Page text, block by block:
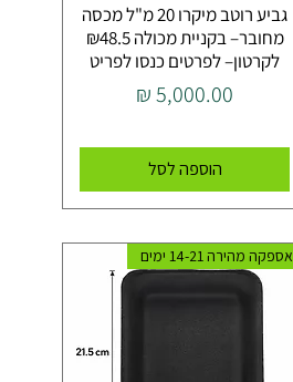
גביע רוטב מיקרו 20 מ"ל מכסה
מחובר– בקניית מכולה ₪48.5
לקרטון– לפרטים כנסו לפריט
מחיר
הוספה לסל
אספקה מהירה 14-21 ימים